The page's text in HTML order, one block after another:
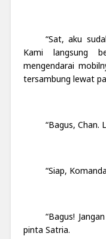
“Sat, aku
Kami langsung
mengendarai
tersambung lewat
“Bagus, Chan.
“Siap,
“Bagus!
pinta Satria.